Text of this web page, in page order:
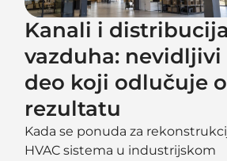
Kanali i distribucija
vazduha: nevidljivi
deo koji odlučuje o
rezultatu
Kada se ponuda za
HVAC sistema u industrijskom